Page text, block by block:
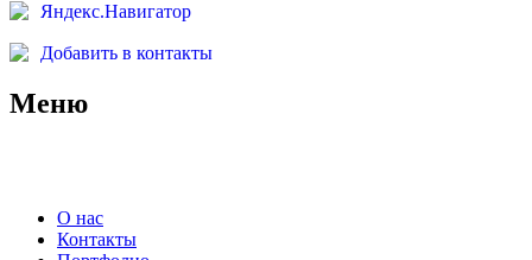
Яндекс.Навигатор
Добавить в контакты
Меню
О нас
Контакты